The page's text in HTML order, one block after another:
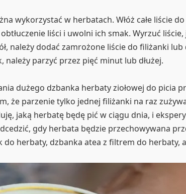
wykorzystać w herbatach. Włóż całe liście
liści i uwolni ich smak. Wyrzuć
należy dodać zamrożone liście do filiżanki
parzyć przez pięć minut lub dłużej.
dużego dzbanka herbaty ziołowej do picia
że parzenie tylko jednej filiżanki na raz
jaką herbatę będę pić w ciągu dnia, i
gdy herbata będzie przechowywana
herbaty, dzbanka atea z filtrem do herbaty,